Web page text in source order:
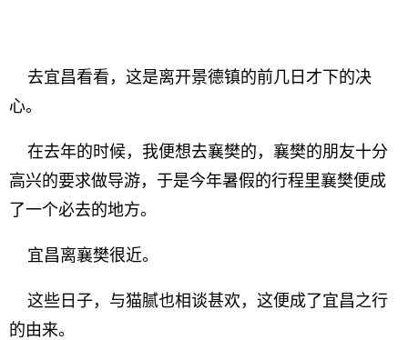
去宜昌看看，这是离开景德镇的前几日才下的决
心。
在去年的时候，我便想去襄樊的，襄樊的朋友十分
高兴的要求做导游，于是今年暑假的行程里襄樊便成
了一个必去的地方。
宜昌离襄樊很近。
这些日子，与猫腻也相谈甚欢，这便成了宜昌之行
的由来。